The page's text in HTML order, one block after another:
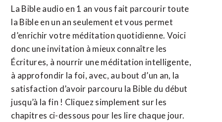
La Bible audio en 1 an vous fait parcourir toute
la Bible en un an seulement et vous permet
d’enrichir votre méditation quotidienne. Voici
donc une invitation à mieux connaître les
Écritures, à nourrir une méditation intelligente,
à approfondir la foi, avec, au bout d’un an, la
satisfaction d’avoir parcouru la Bible du début
jusqu’à la fin ! Cliquez simplement sur les
chapitres ci-dessous pour les lire chaque jour.